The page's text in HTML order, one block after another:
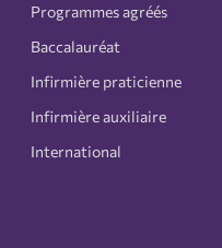
Programmes agréés
Baccalauréat
Infirmière praticienne
Infirmière auxiliaire
International